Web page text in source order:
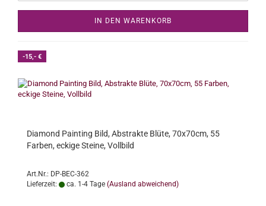
IN DEN WARENKORB
-15,- €
Diamond Painting Bild, Abstrakte Blüte, 70x70cm, 55
Farben, eckige Steine, Vollbild
Art.Nr.: DP-BEC-362
Lieferzeit:
ca. 1-4 Tage (Ausland abweichend)